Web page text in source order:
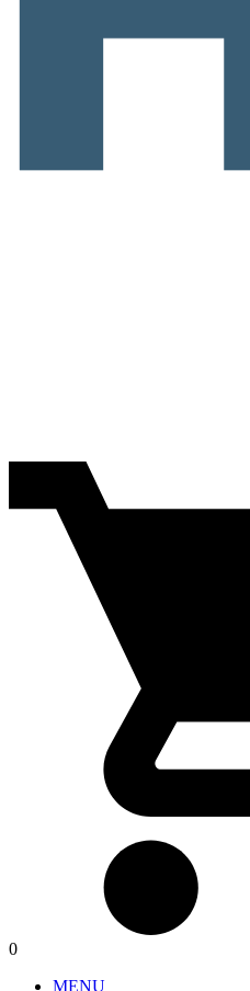
0
MENU